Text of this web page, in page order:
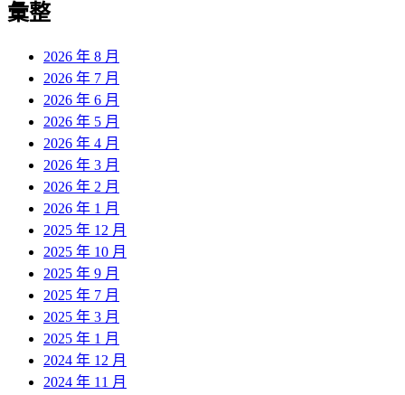
彙整
2026 年 8 月
2026 年 7 月
2026 年 6 月
2026 年 5 月
2026 年 4 月
2026 年 3 月
2026 年 2 月
2026 年 1 月
2025 年 12 月
2025 年 10 月
2025 年 9 月
2025 年 7 月
2025 年 3 月
2025 年 1 月
2024 年 12 月
2024 年 11 月